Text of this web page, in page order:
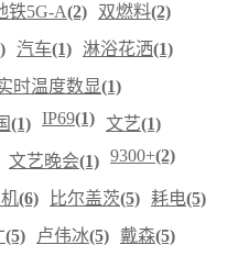
铁5G-A(2) 双燃料(2)
汽车(1) 淋浴花洒(1)
时温度数显(1)
(1) IP69(1) 文艺(1)
文艺晚会(1) 9300+(2)
(6) 比尔盖茨(5) 耗电(5)
(5) 卢伟冰(5) 戴森(5)